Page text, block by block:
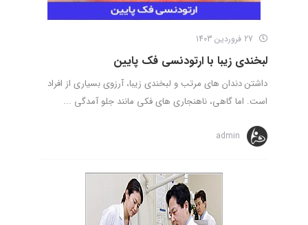
لبخندی زیبا با ارتودنسی فک پایین
داشتن دندان های مرتب و لبخندی زیبا، آرزوی بسیاری از افراد
است. اما گاهی، ناهنجاری های فکی مانند جلو آمدگی ...
admin